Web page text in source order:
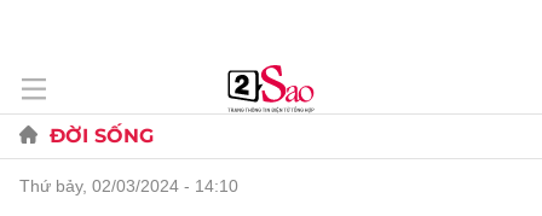
ĐỜI SỐNG
thứ bảy, 02/03/2024 - 14:10